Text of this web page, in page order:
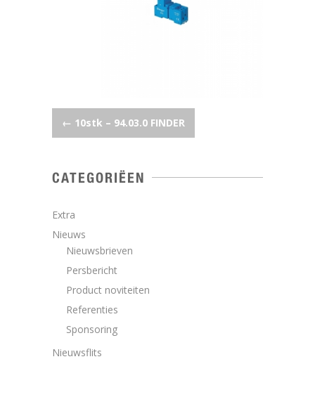
POST NAVIGATION
← 10stk – 94.03.0 FINDER
CATEGORIËEN
Extra
Nieuws
Nieuwsbrieven
Persbericht
Product noviteiten
Referenties
Sponsoring
Nieuwsflits